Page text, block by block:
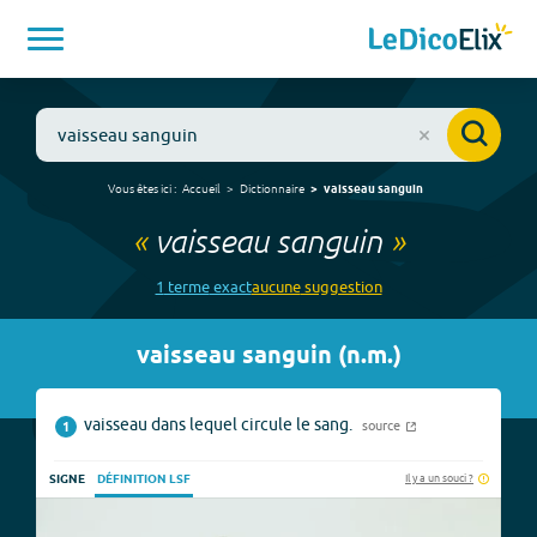
Vous êtes ici : Accueil Dictionnaire vaisseau sanguin
« vaisseau sanguin »
1 termeexactaucunesuggestion
vaisseau sanguin (n.m.)
1 vaisseau dans lequel circule le sang. source
SIGNE DÉFINITION LSF Il y a un souci ?